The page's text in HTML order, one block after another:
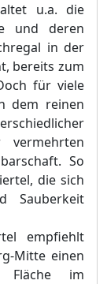
u.a. die
und deren
in der
bereits zum
für viele
dem reinen
So
die sich
Sauberkeit
empfiehlt
Mitte einen
Fläche im